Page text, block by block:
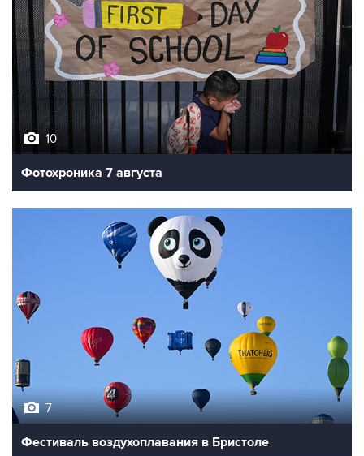
10
Фотохроника 7 августа
Фестиваль воздухоплавания в Бристоле